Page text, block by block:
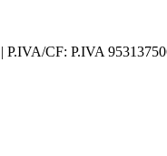
CF: P.IVA